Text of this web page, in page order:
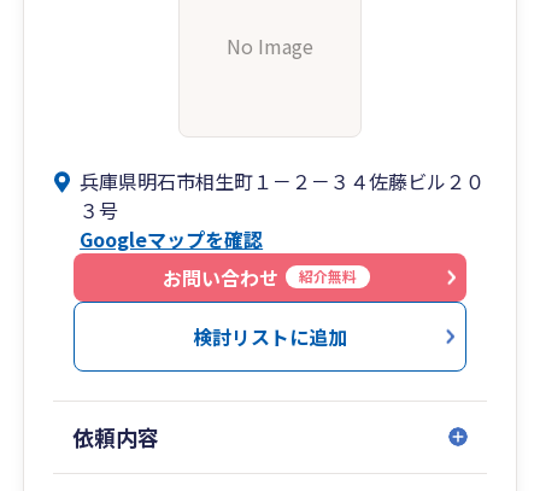
No Image
兵庫県明石市相生町１－２－３４佐藤ビル２０
３号
Googleマップを確認
お問い合わせ
紹介無料
検討リストに追加
依頼内容